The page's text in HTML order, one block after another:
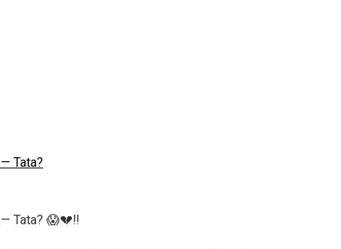
Tata?
Tata? 😱💔‼️